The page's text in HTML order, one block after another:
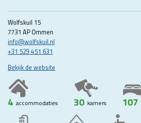
Wolfskuil 15
7731 AP Ommen
info@wolfskuil.nl
+31 529 451 631
Bekijk de website
4 accommodaties 30 kamers 107